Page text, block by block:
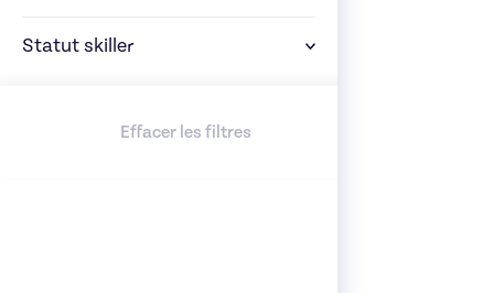
Statut skiller
Effacer les filtres